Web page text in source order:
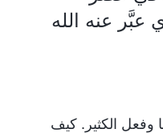
عبَّر عنه الله
وفعل الكثير. كيف